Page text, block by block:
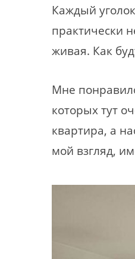
Каждый
практически
живая. Как
Мне
которых тут
квартира, а
мой взгляд,